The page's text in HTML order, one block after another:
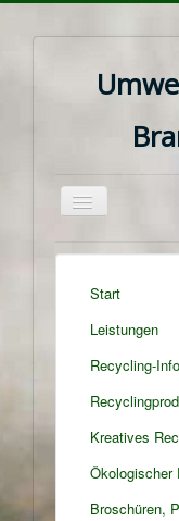
Navigation
Start
Leistungen
Recycling-
Kreatives
Ökologischer
Broschüren,